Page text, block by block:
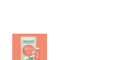
variantes.
Las
opciones